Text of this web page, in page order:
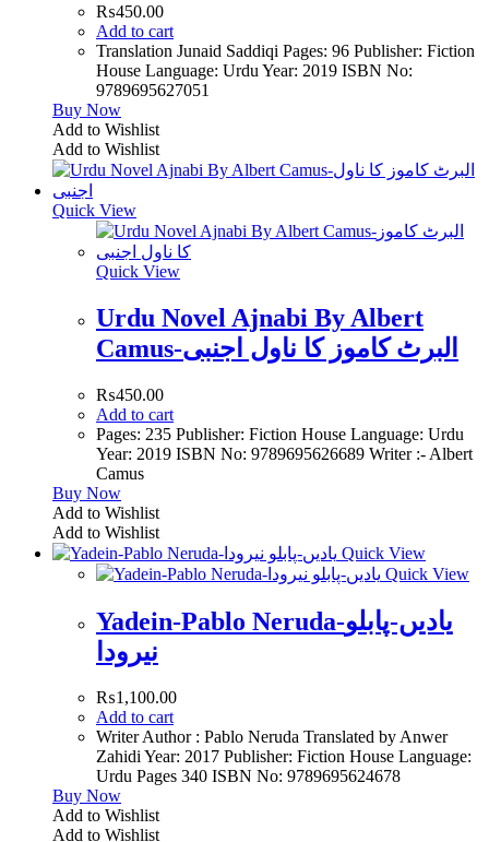
₨450.00
Add to cart
Translation Junaid Saddiqi Pages: 96 Publisher: Fiction
House Language: Urdu Year: 2019 ISBN No:
9789695627051
Buy Now
Add to Wishlist
Add to Wishlist
Quick View
Quick View
Urdu Novel Ajnabi By Albert
Camus-البرٹ کاموز کا ناول اجنبی
₨450.00
Add to cart
Pages: 235 Publisher: Fiction House Language: Urdu
Year: 2019 ISBN No: 9789695626689 Writer :- Albert
Camus
Buy Now
Add to Wishlist
Add to Wishlist
Quick View
Quick View
Yadein-Pablo Neruda-یادیں-پابلو
نیرودا
₨1,100.00
Add to cart
Writer Author : Pablo Neruda Translated by Anwer
Zahidi Year: 2017 Publisher: Fiction House Language:
Urdu Pages 340 ISBN No: 9789695624678
Buy Now
Add to Wishlist
Add to Wishlist